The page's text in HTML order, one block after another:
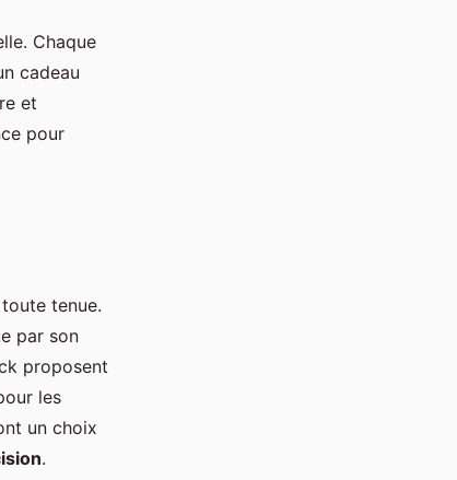
Chaque
cadeau
et
pour
tenue.
par son
proposent
les
un choix
.